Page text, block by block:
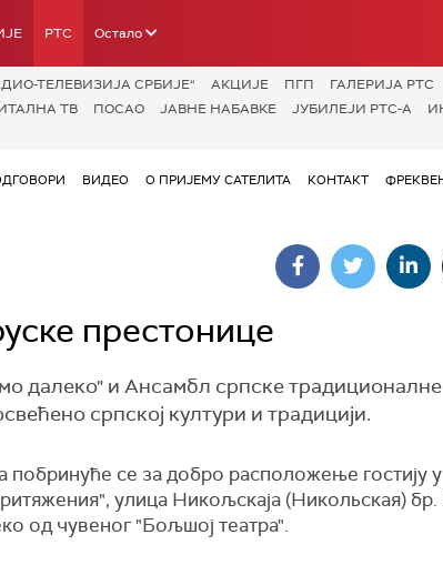
РТС Остало
ТЕЛЕВИЗИЈА СРБИЈЕ“ АКЦИЈЕ ПГП ГАЛЕРИЈА РТС
ТВ ПОСАО ЈАВНЕ НАБАВКЕ ЈУБИЛЕЈИ РТС-А
ВИДЕО О ПРИЈЕМУ САТЕЛИТА КОНТАКТ
престонице
далеко" и Ансамбл српске традиционалне
српској култури и традицији.
побринуће се за добро расположење гостију у
улица Никољскаја (Никольская) бр.
од чувеног "Бољшој театра".